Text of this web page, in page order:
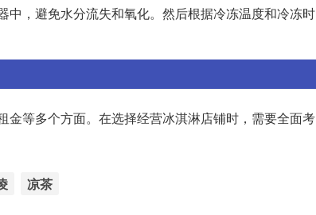
，避免水分流失和氧化。然后根据冷冻温度和冷冻时
等多个方面。在选择经营冰淇淋店铺时，需要全面考
凉茶